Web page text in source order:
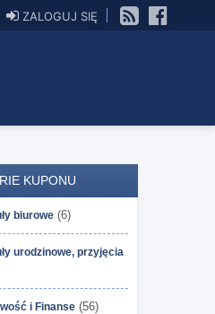
ZALOGUJ SIĘ
KUPONU
biurowe (6)
urodzinowe, przyjęcia
i Finanse (56)